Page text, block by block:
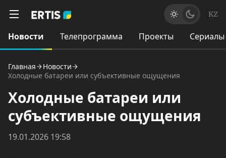
KZ
Новости Телепрограмма Проекты Сериалы
Главная
Новости
Холодные батареи или субъективные ощущения
Холодные батареи или
субъективные ощущения
19.01.2026 19:58